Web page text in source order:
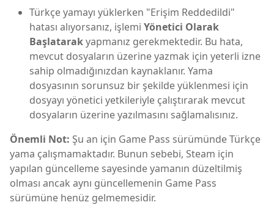
Türkçe yamayı yüklerken "Erişim Reddedildi"
hatası alıyorsanız, işlemi Yönetici Olarak
Başlatarakyapmanız gerekmektedir. Bu hata,
mevcut dosyaların üzerine yazmak için yeterli izne
sahip olmadığınızdan kaynaklanır. Yama
dosyasının sorunsuz bir şekilde yüklenmesi için
dosyayı yönetici yetkileriyle çalıştırarak mevcut
dosyaların üzerine yazılmasını sağlamalısınız.
Önemli Not: Şu an için Game Pass sürümünde Türkçe
yama çalışmamaktadır. Bunun sebebi, Steam için
yapılan güncelleme sayesinde yamanın düzeltilmiş
olması ancak aynı güncellemenin Game Pass
sürümüne henüz gelmemesidir.